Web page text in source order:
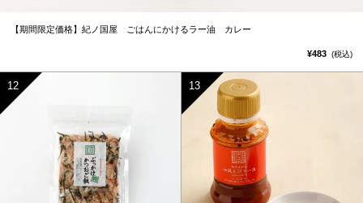
【期間限定価格】紀ノ国屋 ごはんにかけるラー油 カレー
¥483 (税込)